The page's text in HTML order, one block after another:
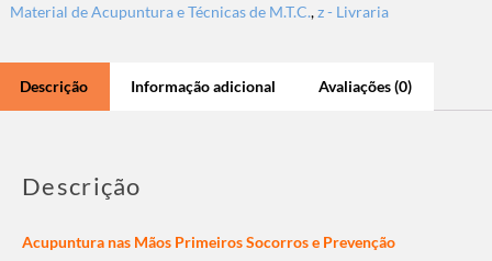
Material de Acupuntura e Técnicas de M.T.C.,z - Livraria
Descrição Informação adicional Avaliações (0)
Descrição
Acupuntura nas Mãos Primeiros Socorros e Prevenção